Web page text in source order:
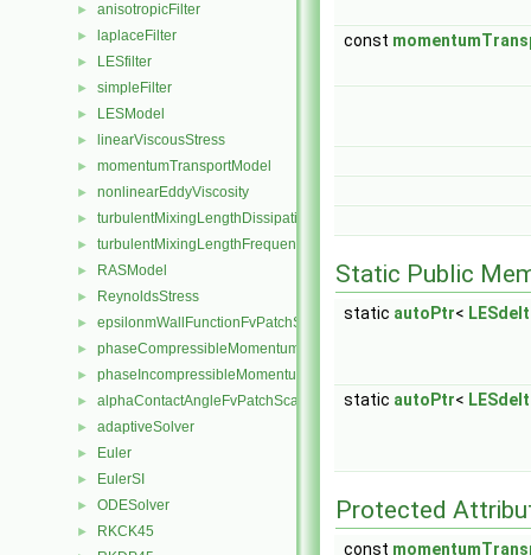
► anisotropicFilter
► laplaceFilter
► LESfilter
► simpleFilter
► LESModel
► linearViscousStress
► momentumTransportModel
► nonlinearEddyViscosity
► turbulentMixingLengthDissipationRateInletFvPatchScalarField
► turbulentMixingLengthFrequencyInletFvPatchScalarField
► RASModel
► ReynoldsStress
► epsilonmWallFunctionFvPatchScalarField
► phaseCompressibleMomentumTransportModel
► phaseIncompressibleMomentumTransportModel
► alphaContactAngleFvPatchScalarField
► adaptiveSolver
► Euler
► EulerSI
► ODESolver
► RKCK45
const
Static Public
static autoPtr<
static autoPtr<
Protected
const